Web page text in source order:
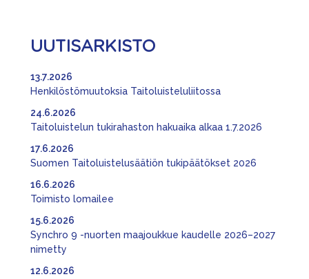
UUTISARKISTO
Henkilöstömuutoksia Taitoluisteluliitossa
13.7.2026
Taitoluistelun tukirahaston hakuaika alkaa 1.7.2026
24.6.2026
Suomen Taitoluistelusäätiön tukipäätökset 2026
17.6.2026
Toimisto lomailee
16.6.2026
Synchro 9 -nuorten maajoukkue kaudelle 2026–2027
nimetty
15.6.2026
12.6.2026